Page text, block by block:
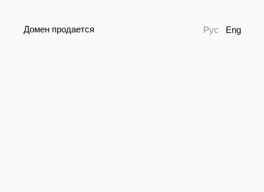
Домен продается Рус Eng